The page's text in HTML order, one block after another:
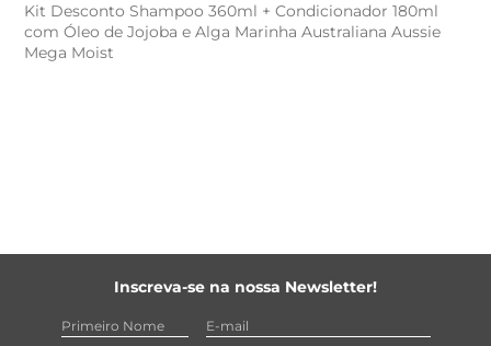
Kit Desconto Shampoo 360ml + Condicionador 180ml
com Óleo de Jojoba e Alga Marinha Australiana Aussie
Mega Moist
Inscreva-se na nossa Newsletter!